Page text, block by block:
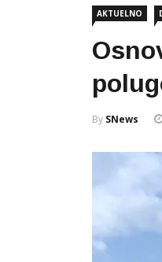
AKTUELNO
By SNews